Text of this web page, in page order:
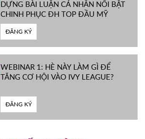
DỰNG BÀI LUẬN CÁ NHÂN NỔI BẬT
CHINH PHỤC ĐH TOP ĐẦU MỸ
ĐĂNG KÝ
WEBINAR 1: HÈ NÀY LÀM GÌ ĐỂ
TĂNG CƠ HỘI VÀO IVY LEAGUE?
ĐĂNG KÝ